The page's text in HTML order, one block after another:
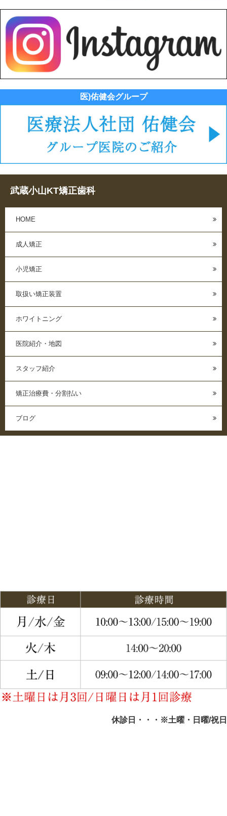
医)佑健会グループ
武蔵小山KT矯正歯科
HOME
成人矯正
小児矯正
取扱い矯正装置
ホワイトニング
医院紹介・地図
スタッフ紹介
矯正治療費・分割払い
ブログ
休診日・・・※土曜・日曜/祝日